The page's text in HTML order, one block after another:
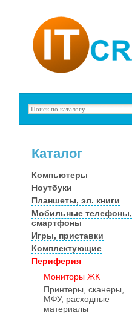
Каталог
Компьютеры
Ноутбуки
Планшеты, эл. книги
Мобильные телефоны,
смартфоны
Игры, приставки
Комплектующие
Периферия
Мониторы ЖК
Принтеры, сканеры,
МФУ, расходные
материалы